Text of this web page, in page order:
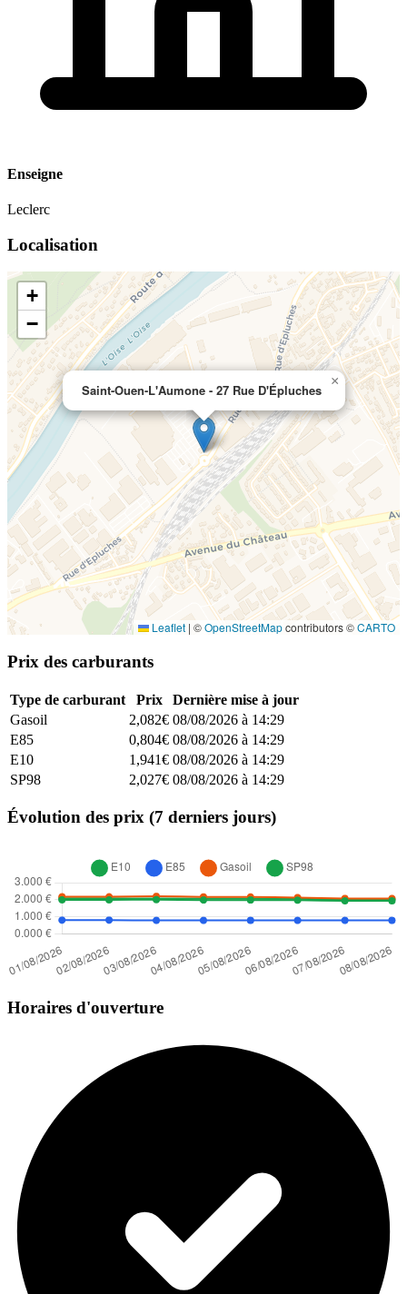
Enseigne
Leclerc
Localisation
Saint-Ouen-L'Aumone - 27 Rue D'Épluches
×
+
−
Leaflet | ©OpenStreetMapcontributors ©CARTO
Prix des carburants
Type de carburant Prix
Dernière mise à jour
Gasoil
2,082€ 08/08/2026 à 14:29
E85
0,804€ 08/08/2026 à 14:29
E10
1,941€ 08/08/2026 à 14:29
SP98
2,027€ 08/08/2026 à 14:29
Évolution des prix (7 derniers jours)
Horaires d'ouverture